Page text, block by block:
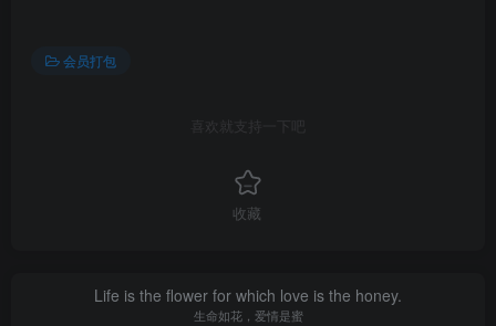
会员打包
喜欢就支持一下吧
收藏
Life is the flower for which love is the honey.
生命如花，爱情是蜜